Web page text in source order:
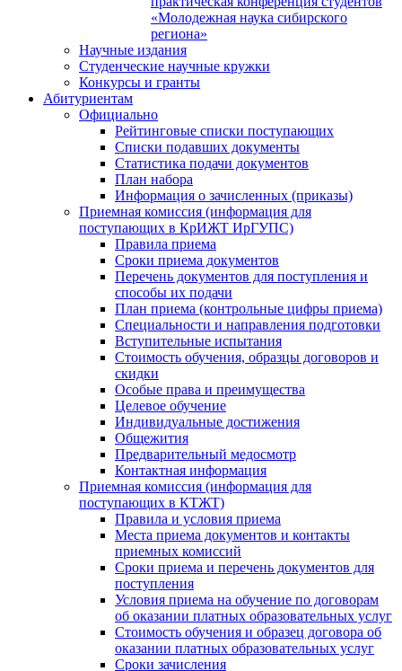
«Молодежная наука сибирского
региона»
Научные издания
Студенческие научные кружки
Конкурсы и гранты
Абитуриентам
Официально
Рейтинговые списки поступающих
Списки подавших документы
Статистика подачи документов
План набора
Информация о зачисленных (приказы)
Приемная комиссия (информация для
поступающих в КрИЖТ ИрГУПС)
Правила приема
Сроки приема документов
Перечень документов для поступления и
способы их подачи
План приема (контрольные цифры приема)
Специальности и направления подготовки
Вступительные испытания
Стоимость обучения, образцы договоров и
скидки
Особые права и преимущества
Целевое обучение
Индивидуальные достижения
Общежития
Предварительный медосмотр
Контактная информация
Приемная комиссия (информация для
поступающих в КТЖТ)
Правила и условия приема
Места приема документов и контакты
приемных комиссий
Сроки приема и перечень документов для
поступления
Условия приема на обучение по договорам
об оказании платных образовательных услуг
Стоимость обучения и образец договора об
оказании платных образовательных услуг
Сроки зачисления